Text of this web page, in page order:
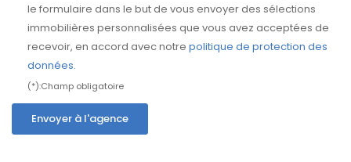
le formulaire dans le but de vous envoyer des sélections
immobilières personnalisées que vous avez acceptées de
recevoir, en accord avec notre politique de protection des
données.
(*):Champ obligatoire
Envoyer à l'agence